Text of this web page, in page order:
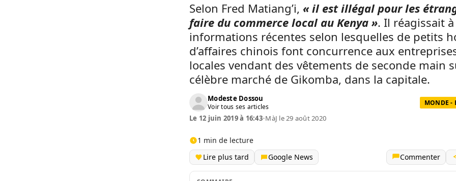
Selon Fred Matiang’i, « il est illégal pour les
faire du commerce local au Kenya ». Il réagissait
informations récentes selon lesquelles de petits
d’affaires chinois font concurrence aux
locales vendant des vêtements de seconde main
célèbre marché de Gikomba, dans la capitale.
Modeste Dossou
Voir tous ses articles MONDE -
Le 12 juin 2019 à 16:43•MàJ le 29 août 2020
1 min de lecture
Lire plus tard
Google News Commenter